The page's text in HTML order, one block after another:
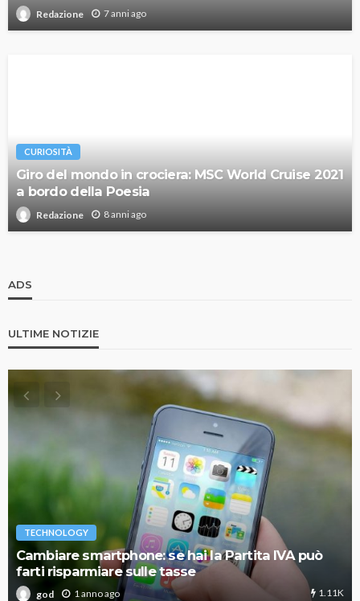
Redazione 7 anni ago
CURIOSITÀ
Giro del mondo in crociera: MSC World Cruise 2021
a bordo della Poesia
Redazione 8 anni ago
ADS
ULTIME NOTIZIE
TECHNOLOGY
Cambiare smartphone: se hai la Partita IVA può
farti risparmiare sulle tasse
god 1 anno ago 1.11K